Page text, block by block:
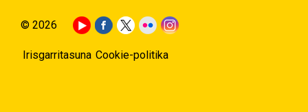
© 2026
Irisgarritasuna Cookie-politika